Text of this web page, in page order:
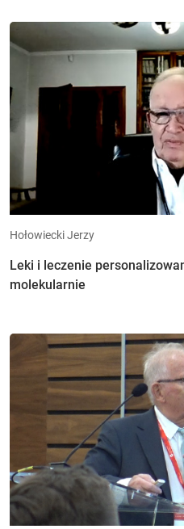
Hołowiecki Jerzy
Leki i leczenie
molekularnie